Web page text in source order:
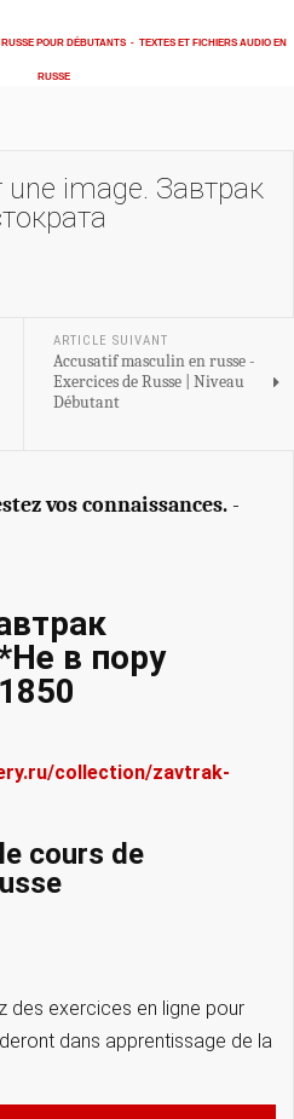
POUR DÉBUTANTS - TEXTES ET FICHIERS AUDIO EN
RUSSE
image. Завтрак
ARTICLE SUIVANT
Accusatif masculin en russe -
Exercices de Russe | Niveau
Débutant
vos connaissances. -
в пору
collection/zavtrak-
cours de
des exercices en ligne pour
dans apprentissage de la